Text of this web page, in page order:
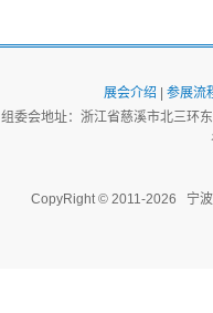
展会介绍
参展流
组委会地址：浙江省慈溪市北三环
CopyRight © 2011-2026 宁